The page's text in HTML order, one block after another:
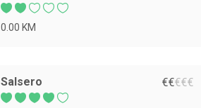
0.00 KM
Salsero €€€€€